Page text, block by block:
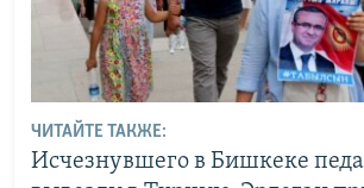
ЧИТАЙТЕ ТАКЖЕ:
Исчезнувшего в Бишкеке